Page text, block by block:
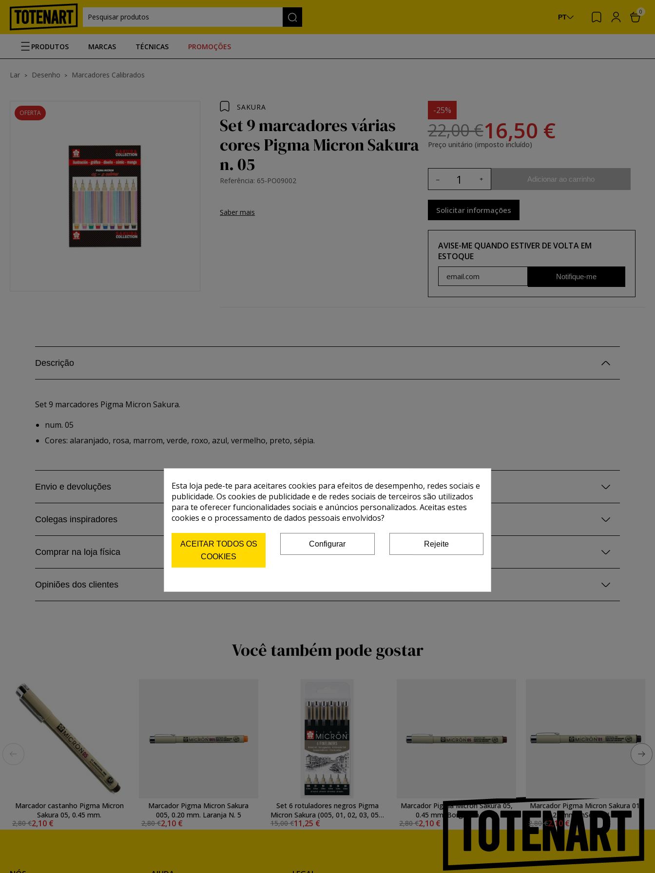
Pesquisar produtos PT
0
PRODUTOS MARCAS TÉCNICAS PROMOÇÕES
Lar Desenho Marcadores Calibrados
OFERTA
SAKURA
Set 9 marcadores várias
cores Pigma Micron Sakura
n. 05
Referência: 65-PO09002
Saber mais
-25%
22,00 €16,50 €
Preço unitário (imposto incluído)
Adicionar ao carrinho
Solicitar informações
AVISE-ME QUANDO ESTIVER DE VOLTA EM
ESTOQUE
Notifique-me
Descrição
Set 9 marcadores Pigma Micron Sakura.
num. 05
Cores: alaranjado, rosa, marrom, verde, roxo, azul, vermelho, preto, sépia.
Envio e devoluções
Colegas inspiradores
Comprar na loja física
Opiniões dos clientes
Você também pode gostar
Marcador castanho Pigma Micron
Sakura 05, 0.45 mm.
2,80 €2,10 €
Marcador Pigma Micron Sakura
005, 0.20 mm. Laranja N. 5
2,80 €2,10 €
Set 6 rotuladores negros Pigma
Micron Sakura (005, 01, 02, 03, 05 y
15,00 €11,25 €
Marcador Pigma Micron Sakura 05,
0.45 mm. Borgonha N. 22
2,80 €2,10 €
Marcador Pigma Micron Sakura 01,
0.25 mm. \nSepia N. 117
2,80 €2,10 €
Esta loja pede-te para aceitares cookies para efeitos de desempenho, redes sociais e
publicidade. Os cookies de publicidade e de redes sociais de terceiros são utilizados
para te oferecer funcionalidades sociais e anúncios personalizados. Aceitas estes
cookies e o processamento de dados pessoais envolvidos?
ACEITAR TODOS OS
COOKIES
Configurar Rejeite